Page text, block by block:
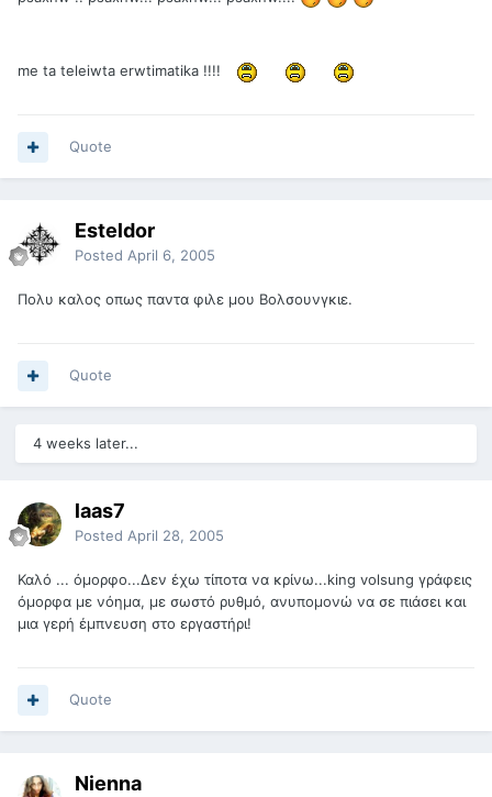
me ta teleiwta erwtimatika !!!!
Quote
Esteldor
Posted April 6, 2005
Πολυ καλος οπως παντα φιλε μου Βολσουνγκιε.
Quote
4 weeks later...
laas7
Posted April 28, 2005
Καλό ... όμορφο...Δεν έχω τίποτα να κρίνω...king volsung γράφεις
όμορφα με νόημα, με σωστό ρυθμό, ανυπομονώ να σε πιάσει και
μια γερή έμπνευση στο εργαστήρι!
Quote
Nienna